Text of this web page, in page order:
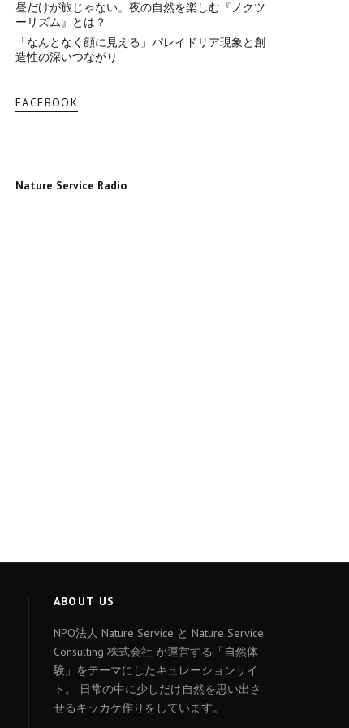
昼だけが旅じゃない。夜の自然を楽しむ『ノクツ
ーリズム』とは？
「なんとなく顔に見える」パレイドリア現象と創
造性の深いつながり
FACEBOOK
Nature Service Radio
ABOUT US
NPO法人 Nature Service と Nature Service
Consulting 株式会社 が運営する「自然体
験」をテーマにしたキュレーションサイ
ト。 日常の中に少しだけ自然を思い出さ
せるキッカケ作りをしています。